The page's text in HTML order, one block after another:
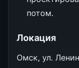
потом.
Локация
Омск, ул.